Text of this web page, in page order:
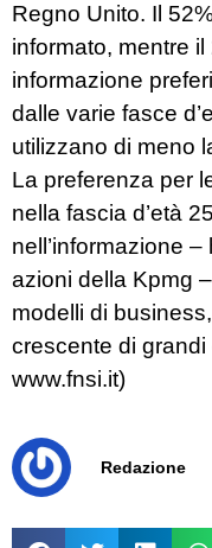
Regno Unito. Il
informato, mentre
informazione
dalle varie fasce
utilizzano di meno
La preferenza per
nella fascia d’età
nell’informazione
azioni della Kpmg
modelli di
crescente di
www.fnsi.it)
Redazione